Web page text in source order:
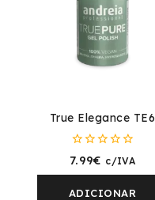
True Elegance TE6
0
5
7.99€ c/IVA
ADICIONAR